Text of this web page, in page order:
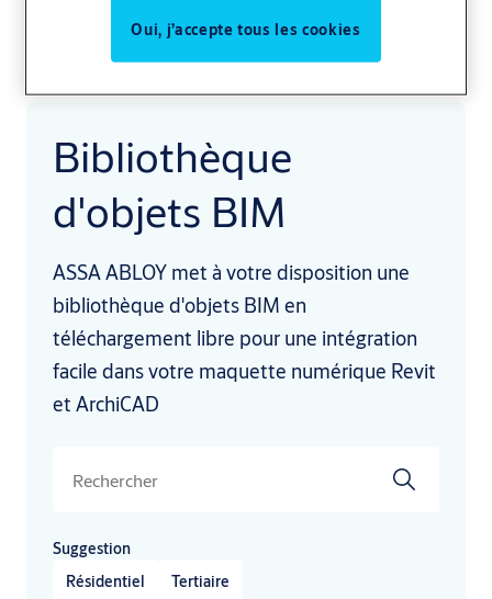
Bibliothèque
d'objets BIM
ASSA ABLOY met à votre disposition une
bibliothèque d'objets BIM en
téléchargement libre pour une intégration
facile dans votre maquette numérique Revit
et ArchiCAD
Suggestion
Résidentiel
Tertiaire
Oui, j’accepte tous les cookies